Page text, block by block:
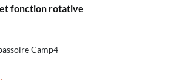
fonction rotative
Camp4